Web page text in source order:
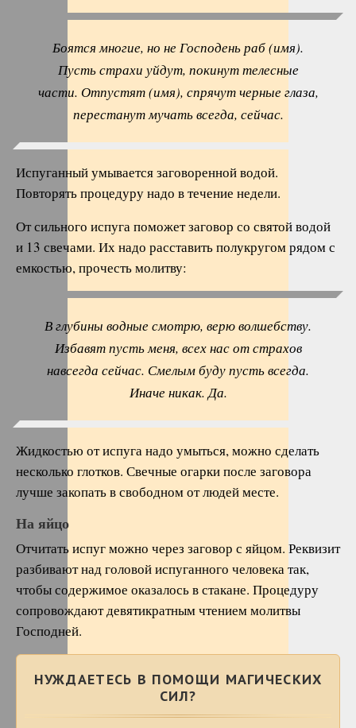
Боятся многие, но не Господень раб (имя).
Пусть страхи уйдут, покинут телесные
части. Отпустят (имя), спрячут черные глаза,
перестанут мучать всегда, сейчас.
Испуганный умывается заговоренной водой.
Повторять процедуру надо в течение недели.
От сильного испуга поможет заговор со святой водой
и 13 свечами. Их надо расставить полукругом рядом с
емкостью, прочесть молитву:
В глубины водные смотрю, верю волшебству.
Избавят пусть меня, всех нас от страхов
навсегда сейчас. Смелым буду пусть всегда.
Иначе никак. Да.
Жидкостью от испуга надо умыться, можно сделать
несколько глотков. Свечные огарки после заговора
лучше закопать в свободном от людей месте.
На яйцо
Отчитать испуг можно через заговор с яйцом. Реквизит
разбивают над головой испуганного человека так,
чтобы содержимое оказалось в стакане. Процедуру
сопровождают девятикратным чтением молитвы
Господней.
НУЖДАЕТЕСЬ В ПОМОЩИ МАГИЧЕСКИХ
СИЛ?